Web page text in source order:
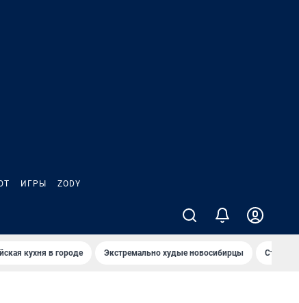
ИГРЫ ZODY
кухня в городе Экстремально худые новосибирцы Старт